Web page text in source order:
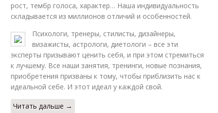
рост, тембр голоса, характер… Наша индивидуальность
складывается из миллионов отличий и особенностей.
Психологи, тренеры, стилисты, дизайнеры,
визажисты, астрологи, диетологи – все эти
эксперты призывают ценить себя, и при этом стремиться
к лучшему. Все наши занятия, тренинги, новые познания,
приобретения призваны к тому, чтобы приблизить нас к
идеальной себе. И этот идеал у каждой свой.
Читать дальше →